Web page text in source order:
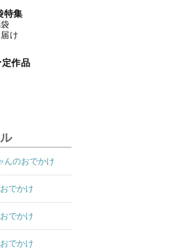
特集
け
定作品
んのおでかけ
でかけ
でかけ
でかけ